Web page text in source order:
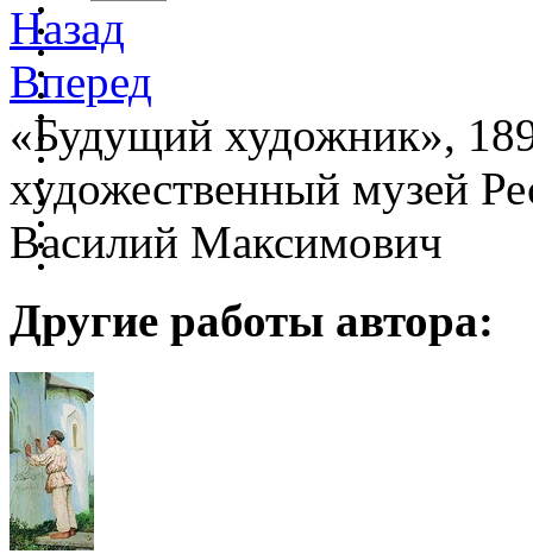
Назад
Вперед
«Будущий художник»,
художественный музей
Василий Максимович
Другие работы автора: